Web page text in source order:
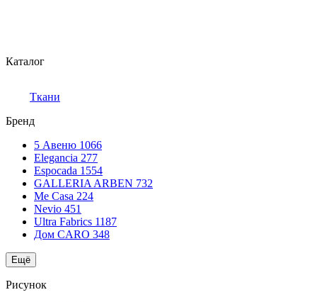
Каталог
Ткани
Бренд
5 Авеню 1066
Elegancia 277
Espocada 1554
GALLERIA ARBEN 732
Me Casa 224
Nevio 451
Ultra Fabrics 1187
Дом CARO 348
Ещё
Рисунок